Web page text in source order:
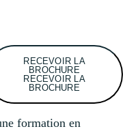
RECEVOIR LA
BROCHURE
RECEVOIR LA
BROCHURE
formation en